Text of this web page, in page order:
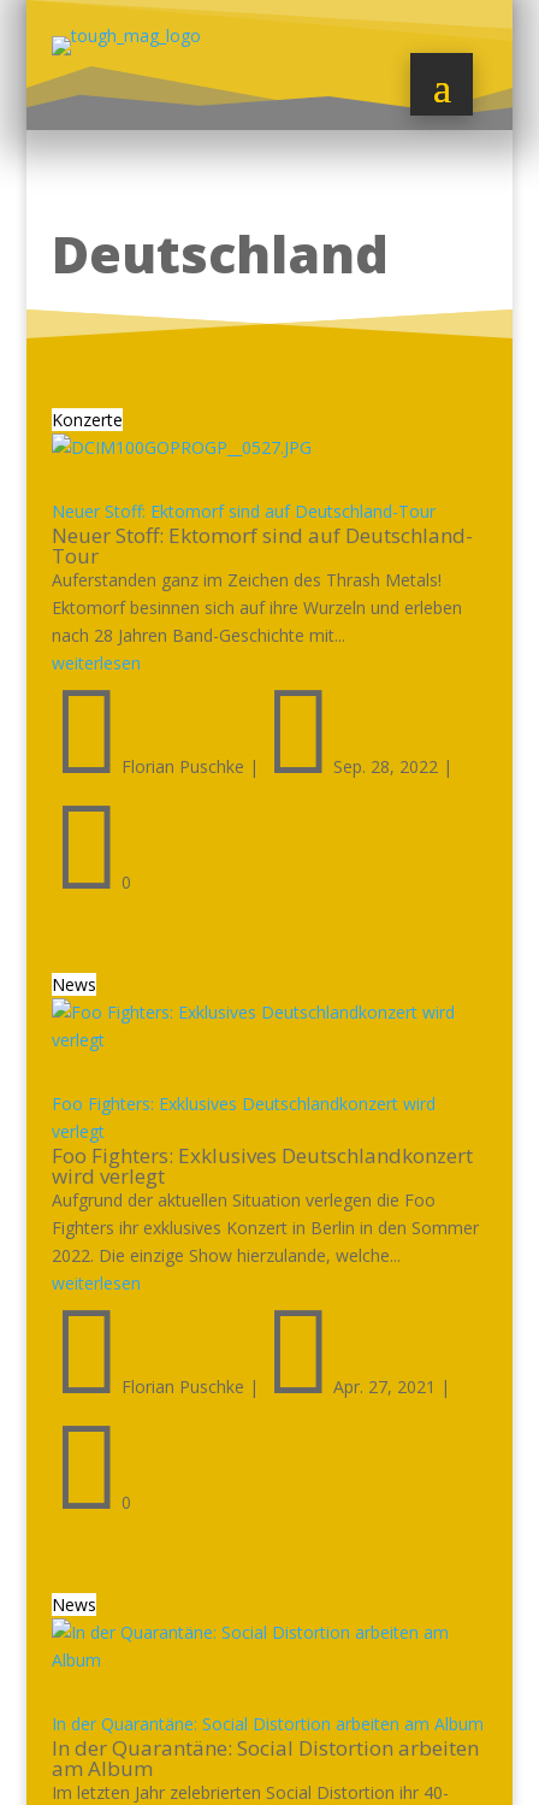
Deutschland
Konzerte
Neuer Stoff: Ektomorf sind auf Deutschland-Tour
Neuer Stoff: Ektomorf sind auf Deutschland-
Tour
Auferstanden ganz im Zeichen des Thrash Metals!
Ektomorf besinnen sich auf ihre Wurzeln und erleben
nach 28 Jahren Band-Geschichte mit...
weiterlesen
 Florian Puschke |  Sep. 28, 2022|
 0
News
Foo Fighters: Exklusives Deutschlandkonzert wird
verlegt
Foo Fighters: Exklusives Deutschlandkonzert
wird verlegt
Aufgrund der aktuellen Situation verlegen die Foo
Fighters ihr exklusives Konzert in Berlin in den Sommer
2022. Die einzige Show hierzulande, welche...
weiterlesen
 Florian Puschke |  Apr. 27, 2021 |
 0
News
In der Quarantäne: Social Distortion arbeiten am Album
In der Quarantäne: Social Distortion arbeiten
am Album
Im letzten Jahr zelebrierten Social Distortion ihr 40-